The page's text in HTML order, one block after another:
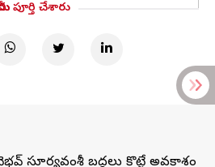
పూర్తి చేశారు
వైభవ్ సూర్యవంశీ బద్దలు కొట్టే అవకాశం